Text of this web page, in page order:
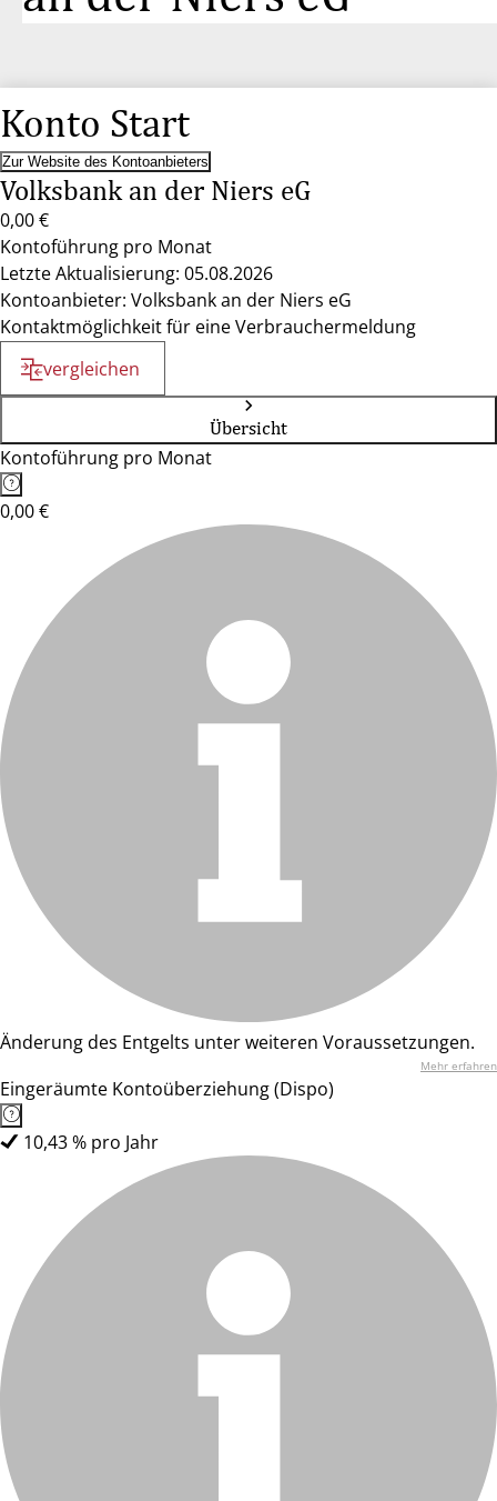
Konto Start
Zur Website des Kontoanbieters
Volksbank an der Niers eG
0,00 €
Kontoführung pro Monat
Letzte Aktualisierung: 05.08.2026
Kontoanbieter: Volksbank an der Niers eG
Kontaktmöglichkeit für eine Verbrauchermeldung
vergleichen
Übersicht
Kontoführung pro Monat
0,00 €
Änderung des Entgelts unter weiteren Voraussetzungen.
Mehr erfahren
Eingeräumte Kontoüberziehung (Dispo)
10,43 % pro Jahr